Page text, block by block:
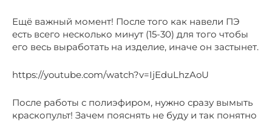
Ещё важный момент! После того как навели ПЭ
есть всего несколько минут (15-30) для того чтобы
его весь выработать на изделие, иначе он застынет.
https://youtube.com/watch?v=IjEduLhzAoU
После работы с полиэфиром, нужно сразу вымыть
краскопульт! Зачем пояснять не буду и так понятно